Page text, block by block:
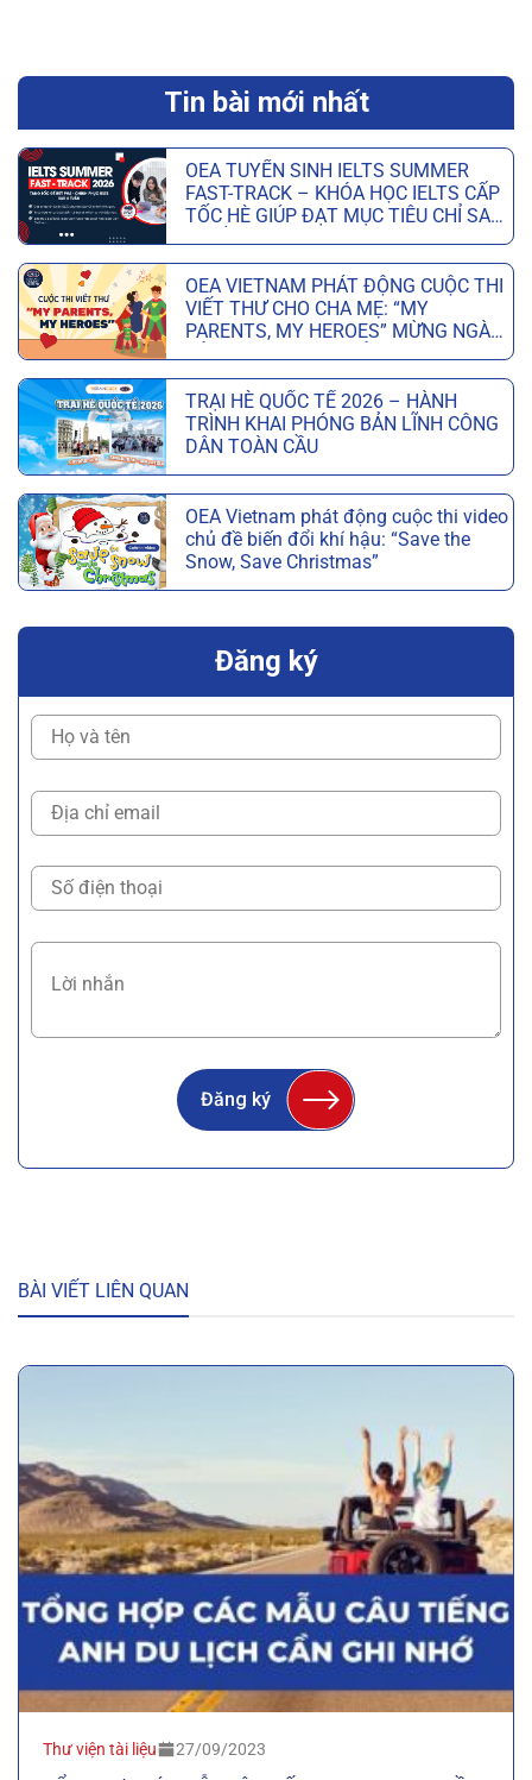
Tin bài mới nhất
OEA TUYỂN SINH IELTS SUMMER
FAST-TRACK – KHÓA HỌC IELTS CẤP
TỐC HÈ GIÚP ĐẠT MỤC TIÊU CHỈ SAU
OEA VIETNAM PHÁT ĐỘNG CUỘC THI
VIẾT THƯ CHO CHA MẸ: “MY
PARENTS, MY HEROES” MỪNG NGÀY
TRẠI HÈ QUỐC TẾ 2026 – HÀNH
TRÌNH KHAI PHÓNG BẢN LĨNH CÔNG
DÂN TOÀN CẦU
OEA Vietnam phát động cuộc thi video
chủ đề biến đổi khí hậu: “Save the
Snow, Save Christmas”
Đăng ký
Đăng ký
BÀI VIẾT LIÊN QUAN
Thư viện tài liệu 27/09/2023